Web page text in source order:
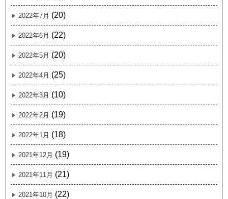
2022年7月 (20)
2022年6月 (22)
2022年5月 (20)
2022年4月 (25)
2022年3月 (10)
2022年2月 (19)
2022年1月 (18)
2021年12月 (19)
2021年11月 (21)
2021年10月 (22)